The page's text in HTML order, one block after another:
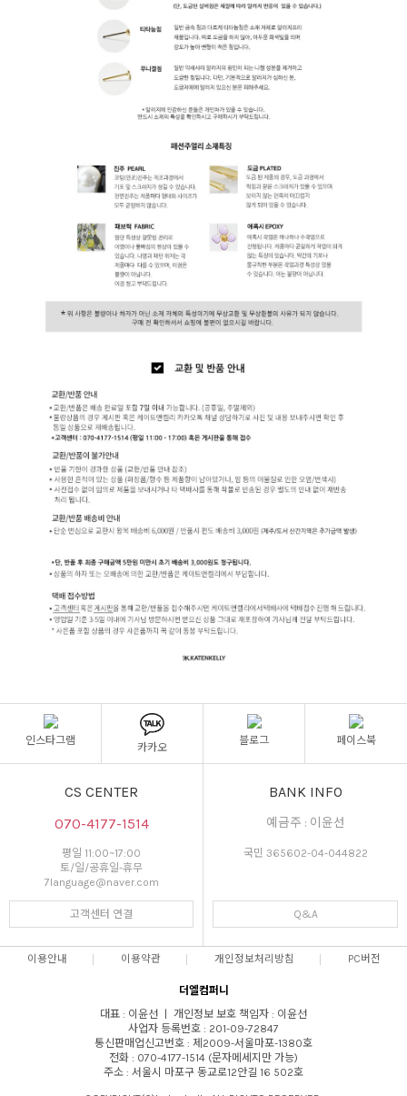
인스타그램
카카오
블로그 페이스북
CS CENTER
070-4177-1514
평일 11:00~17:00
토/일/공휴일-휴무
7language@naver.com
고객센터 연결
BANK INFO
예금주 : 이윤선
국민 365602-04-044822
Q&A
이용안내 이용약관 개인정보처리방침 PC버전
더엘컴퍼니
대표 : 이윤선 ㅣ 개인정보 보호 책임자 : 이윤선
사업자 등록번호 : 201-09-72847
통신판매업신고번호 : 제2009-서울마포-1380호
전화 : 070-4177-1514 (문자메세지만 가능)
주소 : 서울시 마포구 동교로12안길 16 502호